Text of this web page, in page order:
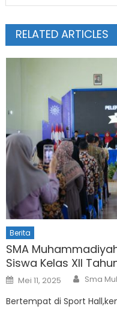
RELATED ARTICLES
Berita
SMA
Siswa Kelas XII
Posted
on
Mei 11, 2025 Author
Sma
Bertempat di Sport